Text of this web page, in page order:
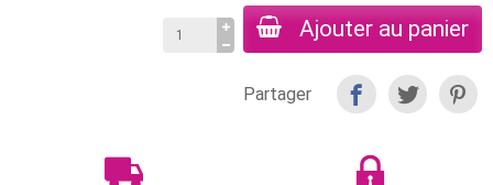
Ajouter au panier
Partager